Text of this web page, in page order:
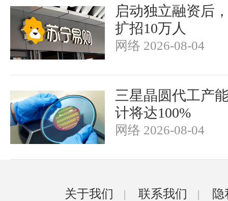
启动独立融资后
扩招10万人
网络 2026-08-04
三星晶圆代工产
计将达100%
网络 2026-08-04
关于我们 | 联系我们 |